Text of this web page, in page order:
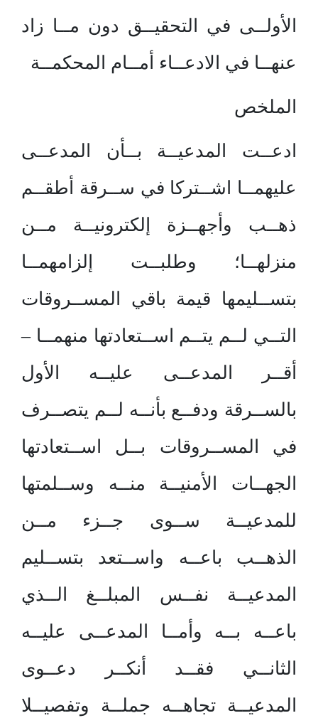
الأولــى في التحقيــق دون مــا زاد
عنهــا في الادعــاء أمــام المحكمــة
الملخص
ادعــت المدعيــة بــأن المدعــى
عليهمــا اشــتركا في ســرقة أطقــم
ذهــب وأجهــزة إلكترونيــة مــن
منزلهــا؛ وطلبــت إلزامهمــا
بتســليمها قيمة باقي المســروقات
التــي لــم يتــم اســتعادتها منهمــا –
أقــر المدعــى عليــه الأول
بالســرقة ودفــع بأنــه لــم يتصــرف
في المســروقات بــل اســتعادتها
الجهــات الأمنيــة منــه وســلمتها
للمدعيــة ســوى جــزء مــن
الذهــب باعــه واســتعد بتســليم
المدعيــة نفــس المبلــغ الــذي
باعــه بــه وأمــا المدعــى عليــه
الثانــي فقــد أنكــر دعــوى
المدعيــة تجاهــه جملــة وتفصيــلا